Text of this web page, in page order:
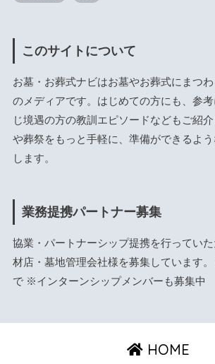
このサイトについて
お墓・お葬式ナビはお墓やお葬式にまつ
のメディアです。はじめての方にも、参
じ境遇の方の教訓エピソードなどもご紹
や葬祭をもっと手軽に、準備ができるよ
します。
業務提携パートナー募集
協業・パートナーシップ提携を行ってい
材店・墓地管理会社様を募集しています
で ※インターンシップメンバーも募集中
HOME